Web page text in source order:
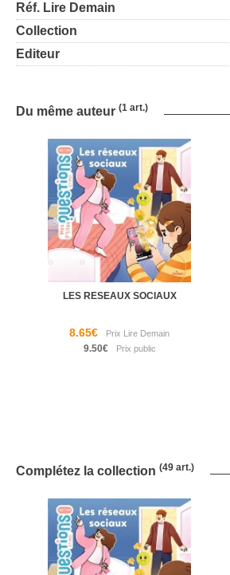
Réf. Lire Demain
Collection
Editeur
Du même auteur (1 art.)
LES RESEAUX SOCIAUX
8.65€
9.50€
Complétez la collection (49 art.)